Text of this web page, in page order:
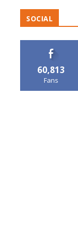
SOCIAL
60,813
Fans